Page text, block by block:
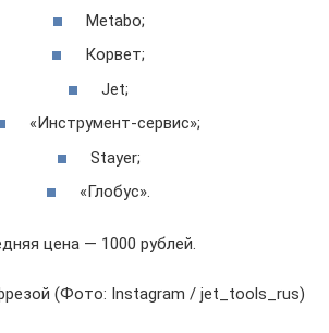
Metabo;
Корвет;
Jet;
«Инструмент-сервис»;
Stayer;
«Глобус».
цена — 1000 рублей.
(Фото: Instagram / jet_tools_rus)